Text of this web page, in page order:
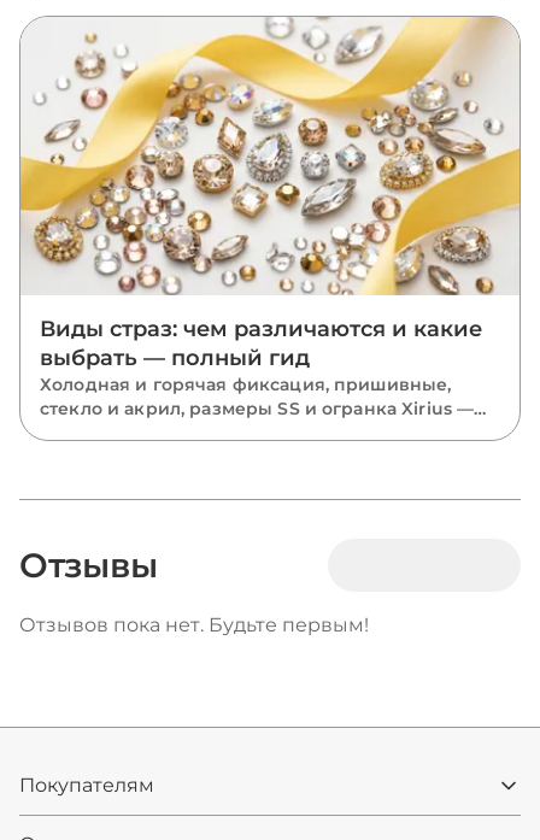
вести стежки через отверстия, чем отличается
крепление капли, риволи и ромба и какие
ошибки роняют камни.
Виды страз: чем различаются и какие
выбрать — полный гид
Холодная и горячая фиксация, пришивные,
стекло и акрил, размеры SS и огранка Xirius —
Отзывы
Отзывов пока нет. Будьте первым!
Покупателям